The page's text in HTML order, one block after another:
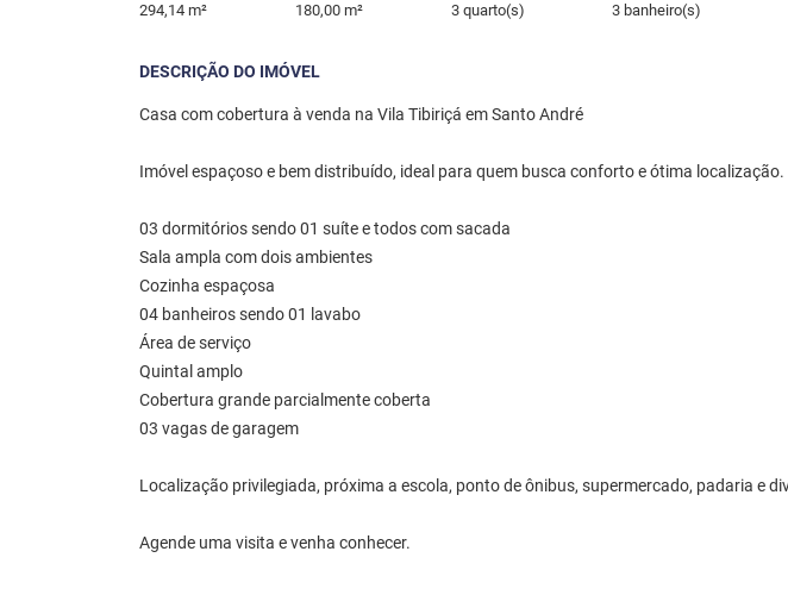
294,14 m² 180,00 m² 3 quarto(s) 3 banheiro(s)
DESCRIÇÃO DO IMÓVEL
Casa com cobertura à venda na Vila Tibiriçá em Santo André
Imóvel espaçoso e bem distribuído, ideal para quem busca conforto e ótima localização.
03 dormitórios sendo 01 suíte e todos com sacada
Sala ampla com dois ambientes
Cozinha espaçosa
04 banheiros sendo 01 lavabo
Área de serviço
Quintal amplo
Cobertura grande parcialmente coberta
03 vagas de garagem
Localização privilegiada, próxima a escola, ponto de ônibus, supermercado, padaria e
Agende uma visita e venha conhecer.